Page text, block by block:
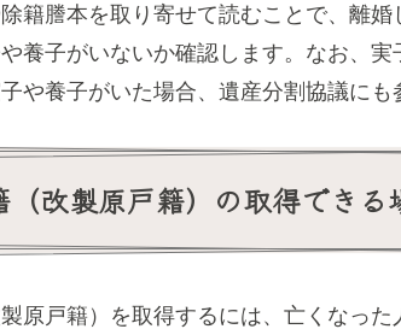
籍謄本を取り寄せて読むことで、離
養子がいないか確認します。なお、
や養子がいた場合、遺産分割協議にも
（改製原戸籍）の取得できる
原戸籍）を取得するには、亡くなっ